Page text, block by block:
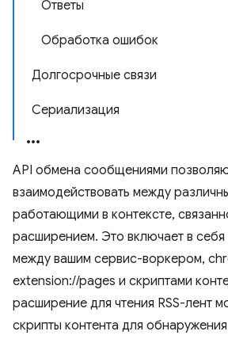
Ответы
Обработка ошибок
Долгосрочные связи
Сериализация
API обмена сообщениями
взаимодействовать между
работающими в контексте,
расширением. Это включает в себя
между вашим сервис-воркером,
extension://pages и скриптами
расширение для чтения RSS-лент
скрипты контента для